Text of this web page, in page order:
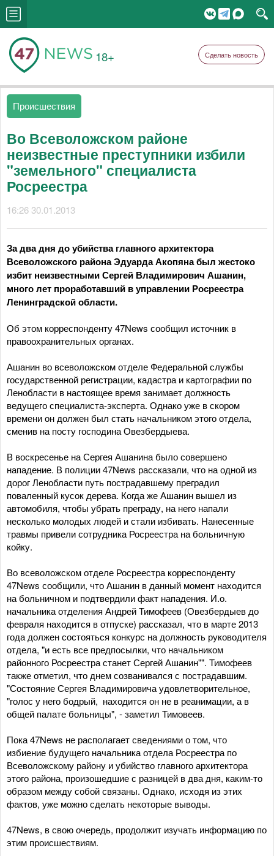
18+ Сделать новость
Происшествия
Во Всеволожском районе
неизвестные преступники избили
"земельного" специалиста
Росреестра
16:26 30.01.2013
За два дня до убийства главного архитектора
Всеволожского района Эдуарда Акопяна был жестоко
избит неизвестными Сергей Владимирович Ашанин,
много лет проработавший в управлении Росреестра
Ленинградской области.
Об этом корреспонденту 47News сообщил источник в
правоохранительных органах.
Ашанин во всеволожском отделе Федеральной службы
государственной регистрации, кадастра и картографии по
Ленобласти в настоящее время занимает должность
ведущего специалиста-эксперта. Однако уже в скором
времени он должен был стать начальником этого отдела,
сменив на посту господина Овезбердыева.
В воскресенье на Сергея Ашанина было совершено
нападение. В полиции 47News рассказали, что на одной из
дорог Ленобласти путь пострадавшему преградил
поваленный кусок дерева. Когда же Ашанин вышел из
автомобиля, чтобы убрать преграду, на него напали
несколько молодых людей и стали избивать. Нанесенные
травмы привели сотрудника Росреестра на больничную
койку.
Во всеволожском отделе Росреестра корреспонденту
47News сообщили, что Ашанин в данный момент находится
на больничном и подтвердили факт нападения. И.о.
начальника отделения Андрей Тимофеев (Овезбердыев до
февраля находится в отпуске) рассказал, что в марте 2013
года должен состояться конкурс на должность руководителя
отдела, "и есть все предпосылки, что начальником
районного Росреестра станет Сергей Ашанин"". Тимофеев
также отметил, что днем созванивался с пострадавшим.
"Состояние Сергея Владимировича удовлетворительное,
"голос у него бодрый, находится он не в реанимации, а в
общей палате больницы", - заметил Тимовеев.
Пока 47News не располагает сведениями о том, что
избиение будущего начальника отдела Росреестра по
Всеволожскому району и убийство главного архитектора
этого района, произошедшие с разницей в два дня, каким-то
образом между собой связаны. Однако, исходя из этих
фактов, уже можно сделать некоторые выводы.
47News, в свою очередь, продолжит изучать информацию по
этим происшествиям.